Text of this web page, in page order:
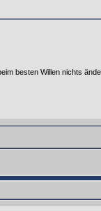
besten Willen nichts